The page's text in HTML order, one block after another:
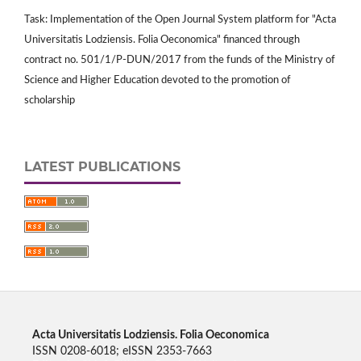
Task: Implementation of the Open Journal System platform for "Acta
Universitatis Lodziensis. Folia Oeconomica" financed through
contract no. 501/1/P-DUN/2017 from the funds of the Ministry of
Science and Higher Education devoted to the promotion of
scholarship
LATEST PUBLICATIONS
Acta Universitatis Lodziensis. Folia Oeconomica
ISSN 0208-6018; eISSN 2353-7663